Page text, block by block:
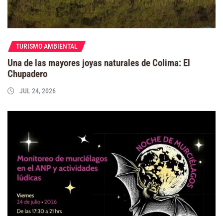
TURISMO AMBIENTAL
Una de las mayores joyas naturales de Colima: El
Chupadero
JUL 24, 2026